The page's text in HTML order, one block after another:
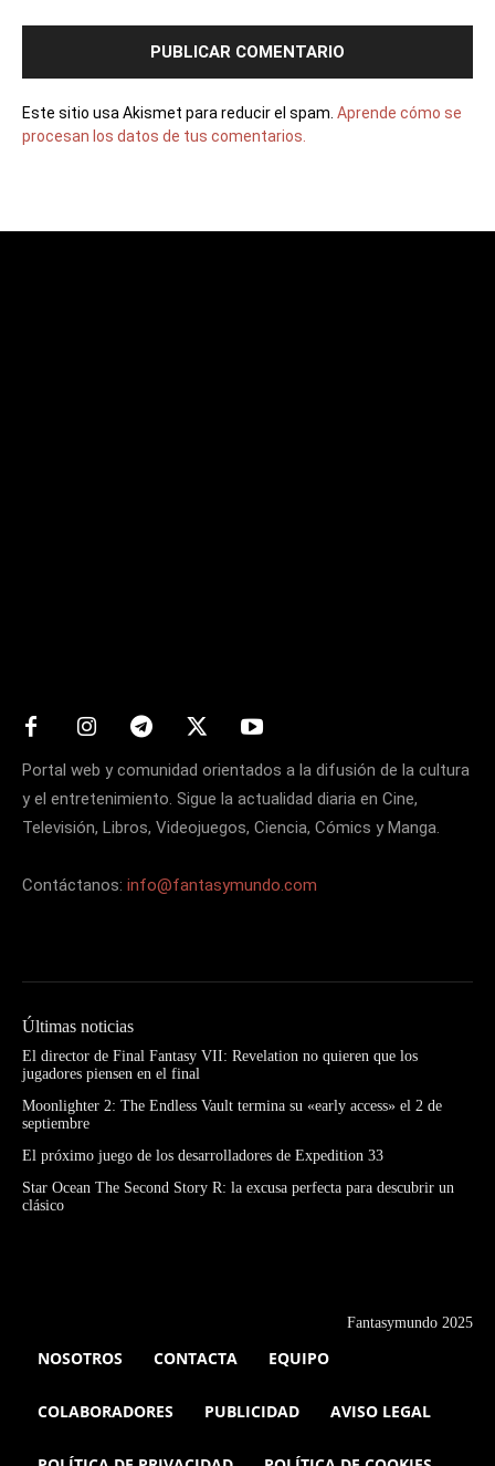
Este sitio usa Akismet para reducir el spam. Aprende cómo se
procesan los datos de tus comentarios.
Portal web y comunidad orientados a la difusión de la cultura
y el entretenimiento. Sigue la actualidad diaria en Cine,
Televisión, Libros, Videojuegos, Ciencia, Cómics y Manga.
Contáctanos: info@fantasymundo.com
Últimas noticias
El director de Final Fantasy VII: Revelation no quieren que los
jugadores piensen en el final
Moonlighter 2: The Endless Vault termina su «early access» el 2 de
septiembre
El próximo juego de los desarrolladores de Expedition 33
Star Ocean The Second Story R: la excusa perfecta para descubrir un
clásico
Fantasymundo 2025
NOSOTROS CONTACTA EQUIPO
COLABORADORES PUBLICIDAD AVISO LEGAL